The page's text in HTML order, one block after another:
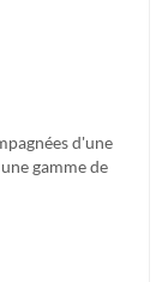
d'une
gamme de